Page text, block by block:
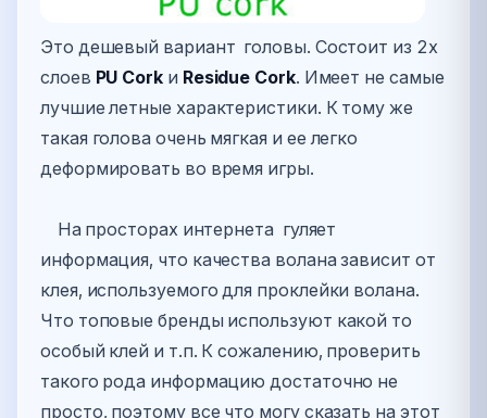
Это дешевый вариант головы. Состоит из 2х
слоев PU Corkи Residue Cork. Имеет не самые
лучшие летные характеристики. К тому же
такая голова очень мягкая и ее легко
деформировать во время игры.
На просторах интернета гуляет
информация, что качества волана зависит от
клея, используемого для проклейки волана.
Что топовые бренды используют какой то
особый клей и т.п. К сожалению, проверить
такого рода информацию достаточно не
просто, поэтому все что могу сказать на этот